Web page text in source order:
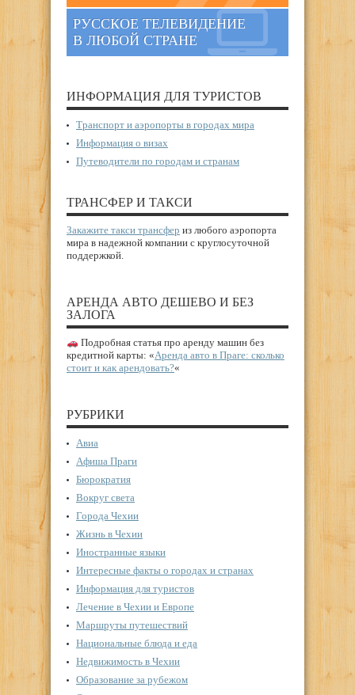
РУССКОЕ ТЕЛЕВИДЕНИЕ
В ЛЮБОЙ СТРАНЕ
ИНФОРМАЦИЯ ДЛЯ ТУРИСТОВ
Транспорт и аэропорты в городах мира
Информация о визах
Путеводители по городам и странам
ТРАНСФЕР И ТАКСИ
Закажите такси трансфер из любого аэропорта
мира в надежной компании с круглосуточной
поддержкой.
АРЕНДА АВТО ДЕШЕВО И БЕЗ
ЗАЛОГА
Подробная статья про аренду машин без
кредитной карты: «Аренда авто в Праге: сколько
стоит и как арендовать?«
РУБРИКИ
Авиа
Афиша Праги
Бюрократия
Вокруг света
Города Чехии
Жизнь в Чехии
Иностранные языки
Интересные факты о городах и странах
Информация для туристов
Лечение в Чехии и Европе
Маршруты путешествий
Национальные блюда и еда
Недвижимость в Чехии
Образование за рубежом